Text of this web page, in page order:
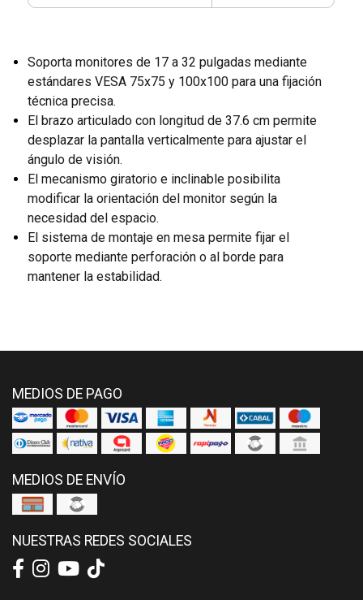
Soporta monitores de 17 a 32 pulgadas mediante
estándares VESA 75x75 y 100x100 para una fijación
técnica precisa.
El brazo articulado con longitud de 37.6 cm permite
desplazar la pantalla verticalmente para ajustar el
ángulo de visión.
El mecanismo giratorio e inclinable posibilita
modificar la orientación del monitor según la
necesidad del espacio.
El sistema de montaje en mesa permite fijar el
soporte mediante perforación o al borde para
mantener la estabilidad.
MEDIOS DE PAGO
MEDIOS DE ENVÍO
NUESTRAS REDES SOCIALES